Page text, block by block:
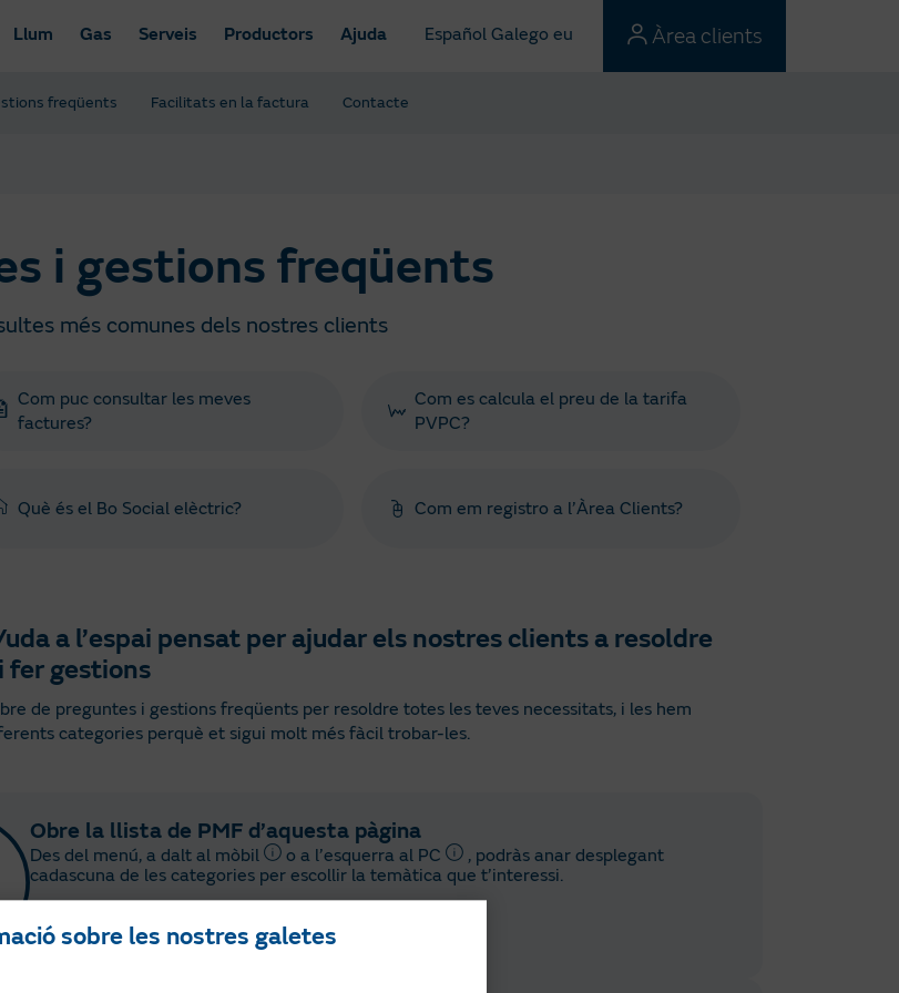
Llum Gas Serveis Productors Ajuda
freqüents Facilitats en la factura Contacte
Español Galego eu Àrea clients
i gestions freqüents
més comunes dels nostres clients
Com puc consultar les meves
factures?
Com es calcula el preu de la tarifa
PVPC?
Què és el Bo Social elèctric? Com em registro a l’Àrea Clients?
a l’espai pensat per ajudar els nostres clients a resoldre
fer gestions
de preguntes i gestions freqüents per resoldre totes les teves necessitats, i les hem
categories perquè et sigui molt més fàcil trobar-les.
Obre la llista de PMF d’aquesta pàgina
Des del menú, a dalt al mòbil o a l’esquerra al PC
, podràs anar desplegant
cadascuna de les categories per escollir la temàtica que t’interessi.
sobre les nostres galetes